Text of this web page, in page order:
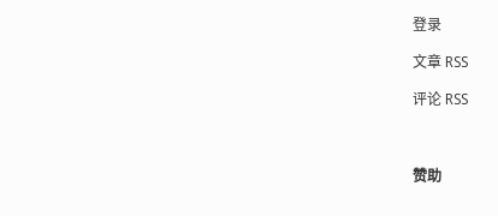
登录
文章 RSS
评论 RSS
赞助